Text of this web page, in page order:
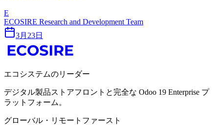
E
ECOSIRE Research and Development Team
3月23日
エコシステムのリーダー
デジタル製品ストアフロントと完全な Odoo 19 Enterprise プ
ラットフォーム。
グローバル・リモートファースト